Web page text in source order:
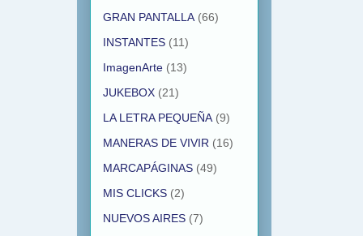
GRAN PANTALLA (66)
INSTANTES (11)
ImagenArte (13)
JUKEBOX (21)
LA LETRA PEQUEÑA (9)
MANERAS DE VIVIR (16)
MARCAPÁGINAS (49)
MIS CLICKS (2)
NUEVOS AIRES (7)